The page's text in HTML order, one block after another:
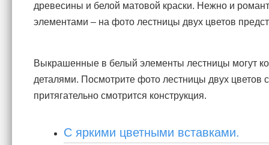
древесины и белой матовой краски. Нежно и
элементами – на фото лестницы двух цветов
Выкрашенные в белый элементы лестницы могут
деталями. Посмотрите фото лестницы двух цветов
притягательно смотрится конструкция.
С яркими цветными вставками.